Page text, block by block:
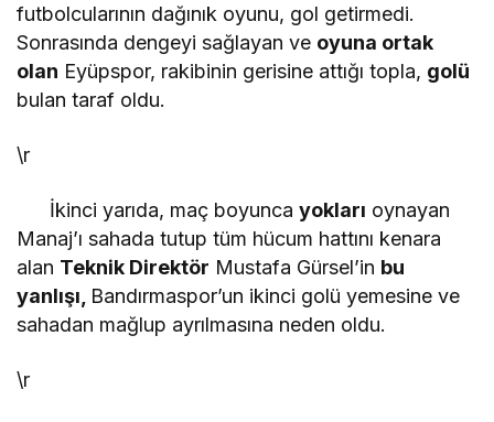
futbolcularının dağınık oyunu, gol getirmedi.
Sonrasında dengeyi sağlayan ve oyuna ortak
olan Eyüpspor, rakibinin gerisine attığı topla, golü
bulan taraf oldu.
\r
İkinci yarıda, maç boyuncayokları oynayan
Manaj’ı sahada tutup tüm hücum hattını kenara
alan Teknik Direktör Mustafa Gürsel’in bu
yanlışı, Bandırmaspor’un ikinci golü yemesine ve
sahadan mağlup ayrılmasına neden oldu.
\r